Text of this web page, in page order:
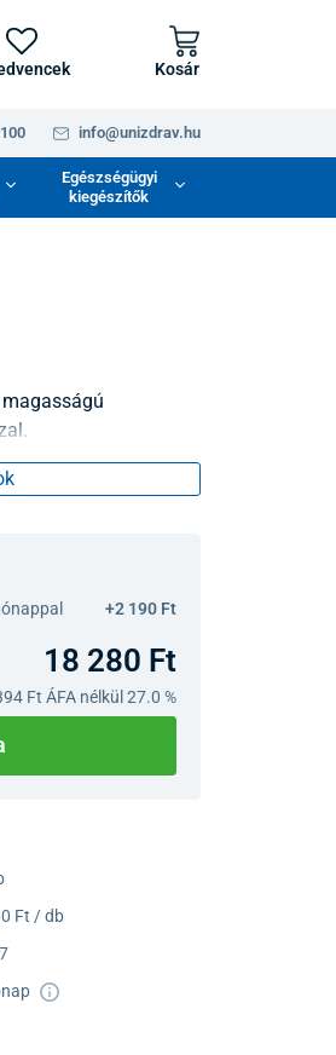
Kosár
info@unizdrav.hu
Egészségügyi
kiegészítők
+2 190 Ft
18 280 Ft
Ft ÁFA nélkül 27.0 %
Ft / db